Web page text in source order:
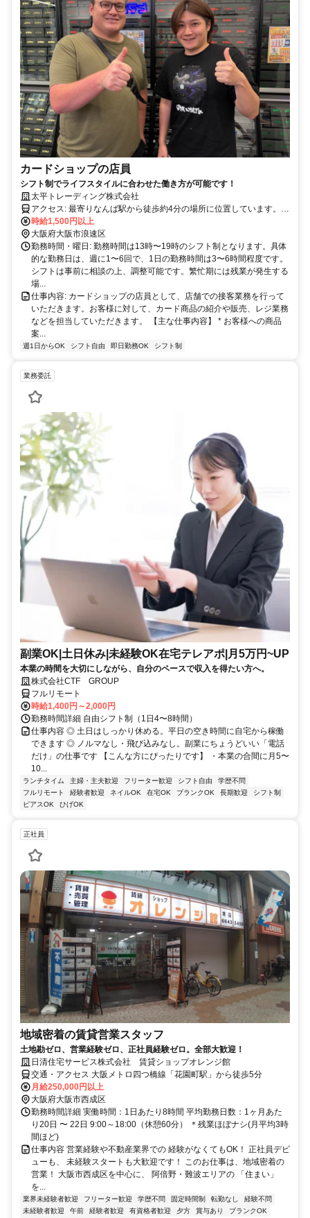
カードショップの店員
シフト制でライフスタイルに合わせた働き方が可能です！
太平トレーディング株式会社
アクセス: 最寄りなんば駅から徒歩約4分の場所に位置しています。公
共交通機関をご利用の方には便利なアクセスがあります。通勤に関す
る詳細は、お気軽にお問い合わせください。
時給1,500円以上
大阪府大阪市浪速区
勤務時間・曜日: 勤務時間は13時〜19時のシフト制となります。具体
的な勤務日は、週に1〜6回で、1日の勤務時間は3〜6時間程度です。
シフトは事前に相談の上、調整可能です。繁忙期には残業が発生する
場...
仕事内容: カードショップの店員として、店舗での接客業務を行って
いただきます。お客様に対して、カード商品の紹介や販売、レジ業務
などを担当していただきます。 【主な仕事内容】 * お客様への商品
案...
週1日からOK シフト自由 即日勤務OK シフト制
業務委託
副業OK|土日休み|未経験OK在宅テレアポ|月5万円~UP
本業の時間を大切にしながら、自分のペースで収入を得たい方へ。
株式会社CTF GROUP
フルリモート
時給1,400円～2,000円
勤務時間詳細 自由シフト制（1日4〜8時間）
仕事内容 ◎ 土日はしっかり休める。平日の空き時間に自宅から稼働
できます ◎ ノルマなし・飛び込みなし。副業にちょうどいい「電話
だけ」の仕事です 【こんな方にぴったりです】 ・本業の合間に月5〜
10...
ランチタイム 主婦・主夫歓迎 フリーター歓迎 シフト自由
学歴不問
フルリモート
経験者歓迎 ネイルOK 在宅OK ブランクOK 長期歓迎
シフト制
ピアスOK
ひげOK
正社員
地域密着の賃貸営業スタッフ
土地勘ゼロ、営業経験ゼロ、正社員経験ゼロ。全部大歓迎！
日清住宅サービス株式会社 賃貸ショップオレンジ館
交通・アクセス 大阪メトロ四つ橋線「花園町駅」から徒歩5分
月給250,000円以上
大阪府大阪市西成区
勤務時間詳細 実働時間：1日あたり8時間 平均勤務日数：1ヶ月あた
り20日 〜 22日 9:00～18:00（休憩60分） ＊残業ほぼナシ(月平均3時
間ほど)
仕事内容 営業経験や不動産業界での 経験がなくてもOK！ 正社員デビ
ューも、 未経験スタートも大歓迎です！ このお仕事は、地域密着の
営業！ 大阪市西成区を中心に、 阿倍野・難波エリアの 「住まい」
を...
業界未経験者歓迎 フリーター歓迎 学歴不問 固定時間制 転勤なし
経験不問
未経験者歓迎
午前 経験者歓迎 有資格者歓迎 夕方 賞与あり
ブランクOK